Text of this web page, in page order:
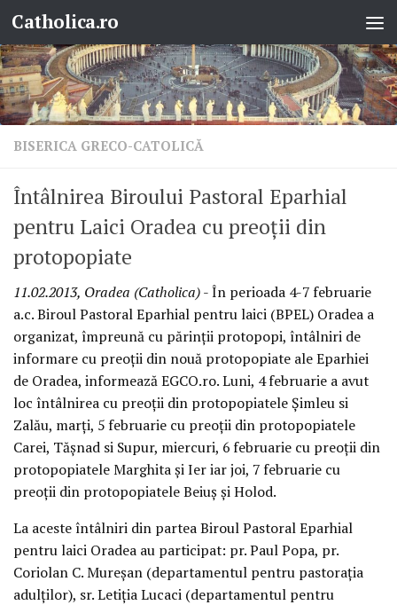
Skip to content
Catholica.ro
BISERICA GRECO-CATOLICĂ
Întâlnirea Biroului Pastoral Eparhial
pentru Laici Oradea cu preoţii din
protopopiate
11.02.2013, Oradea (Catholica)- În perioada 4-7 februarie
a.c. Biroul Pastoral Eparhial pentru laici (BPEL) Oradea a
organizat, împreună cu părinţii protopopi, întâlniri de
informare cu preoţii din nouă protopopiate ale Eparhiei
de Oradea, informează EGCO.ro. Luni, 4 februarie a avut
loc întâlnirea cu preoţii din protopopiatele Şimleu si
Zalău, marţi, 5 februarie cu preoţii din protopopiatele
Carei, Tăşnad si Supur, miercuri, 6 februarie cu preoţii din
protopopiatele Marghita şi Ier iar joi, 7 februarie cu
preoţii din protopopiatele Beiuş şi Holod.
La aceste întâlniri din partea Biroul Pastoral Eparhial
pentru laici Oradea au participat: pr. Paul Popa, pr.
Coriolan C. Mureşan (departamentul pentru pastoraţia
adulţilor), sr. Letiţia Lucaci (departamentul pentru